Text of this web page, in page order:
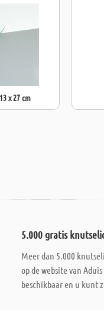
x 27 cm
5.000 gratis
Meer dan 5.000
op de website van
beschikbaar en u kunt